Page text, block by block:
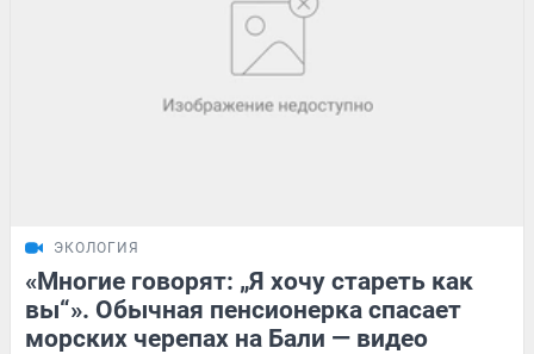
ЭКОЛОГИЯ
«Многие говорят: „Я хочу стареть как
вы“». Обычная пенсионерка спасает
морских черепах на Бали — видео